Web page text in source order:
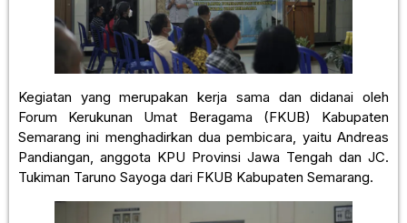
Kegiatan yang merupakan kerja sama dan didanai oleh
Forum Kerukunan Umat Beragama (FKUB) Kabupaten
Semarang ini menghadirkan dua pembicara, yaitu Andreas
Pandiangan, anggota KPU Provinsi Jawa Tengah dan JC.
Tukiman Taruno Sayoga dari FKUB Kabupaten Semarang.